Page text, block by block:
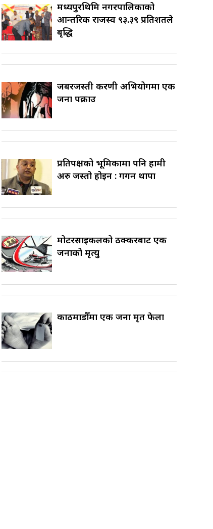
मध्यपुरथिमि नगरपालिकाको
आन्तरिक राजस्व ९३.३९ प्रतिशतले
बृद्धि
जबरजस्ती करणी अभियोगमा एक
जना पक्राउ
प्रतिपक्षको भूमिकामा पनि हामी
अरु जस्तो होइन : गगन थापा
मोटरसाइकलको ठक्करबाट एक
जनाको मृत्यु
काठमाडौँमा एक जना मृत फेला